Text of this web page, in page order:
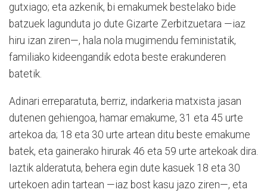
gutxiago; eta azkenik, bi emakumek bestelako bide
batzuek lagunduta jo dute Gizarte Zerbitzuetara —iaz
hiru izan ziren—, hala nola mugimendu feministatik,
familiako kideengandik edota beste erakunderen
batetik.
Adinari erreparatuta, berriz, indarkeria matxista jasan
dutenen gehiengoa, hamar emakume, 31 eta 45 urte
artekoa da; 18 eta 30 urte artean ditu beste emakume
batek, eta gainerako hirurak 46 eta 59 urte artekoak dira.
Iaztik alderatuta, behera egin dute kasuek 18 eta 30
urtekoen adin tartean —iaz bost kasu jazo ziren—, eta